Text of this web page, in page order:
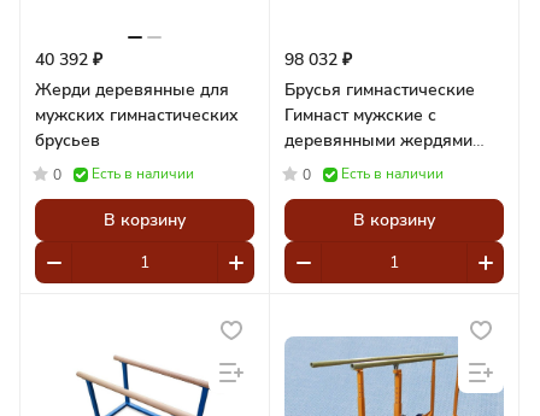
40 392 ₽
Жерди деревянные для
мужских гимнастических
брусьев
0 Есть в наличии
В корзину
98 032 ₽
Брусья гимнастические
Гимнаст мужские с
деревянными жердями
бук
0 Есть в наличии
В корзину